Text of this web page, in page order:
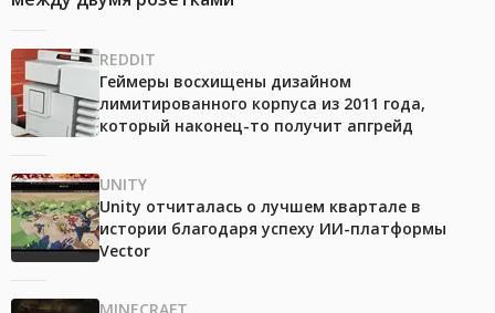
REDDIT
Геймеры восхищены дизайном
лимитированного корпуса из 2011 года,
который наконец-то получит апгрейд
UNITY
Unity отчиталась о лучшем квартале в
истории благодаря успеху ИИ-платформы
Vector